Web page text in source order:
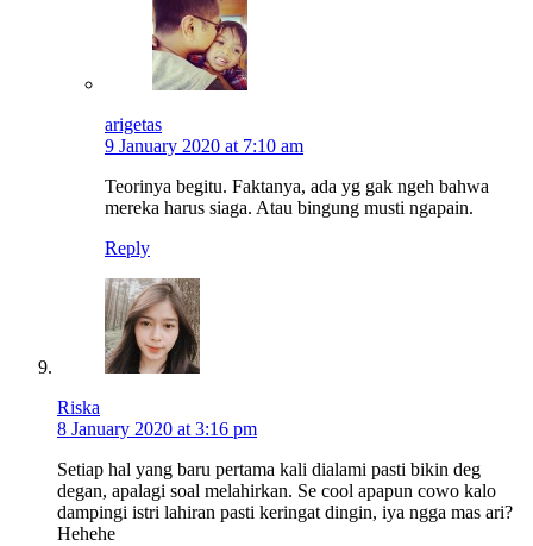
arigetas
9 January 2020 at 7:10 am
Teorinya begitu. Faktanya, ada yg gak ngeh bahwa
mereka harus siaga. Atau bingung musti ngapain.
Reply
Riska
8 January 2020 at 3:16 pm
Setiap hal yang baru pertama kali dialami pasti bikin deg
degan, apalagi soal melahirkan. Se cool apapun cowo kalo
dampingi istri lahiran pasti keringat dingin, iya ngga mas ari?
Hehehe